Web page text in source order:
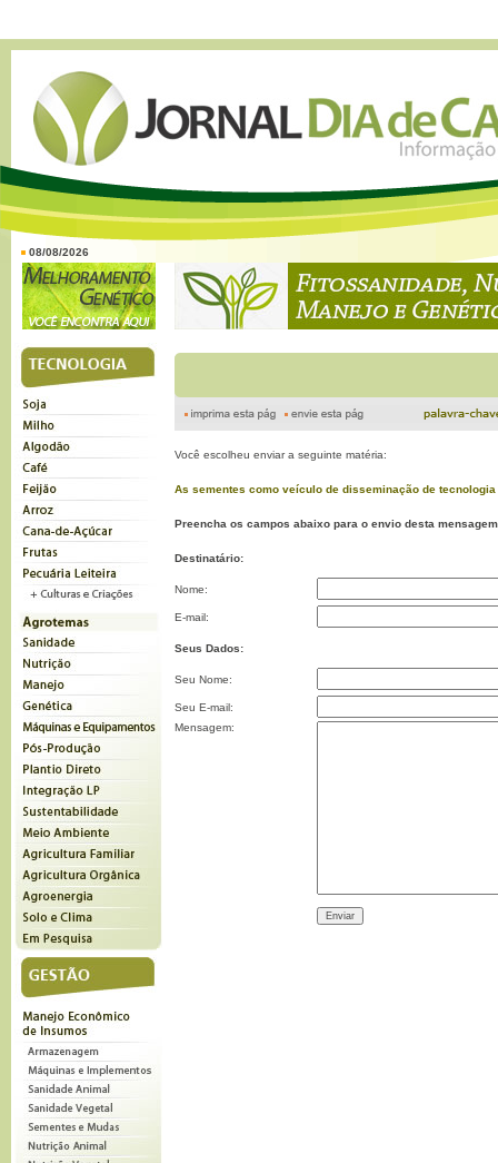
08/08/2026
Você escolheu enviar a seguinte matéria:
As sementes como veículo de disseminação de tecnologia
Preencha os campos abaixo para o envio desta
Destinatário:
Nome:
E-mail:
Seus Dados:
Seu Nome:
Seu E-mail:
Mensagem: